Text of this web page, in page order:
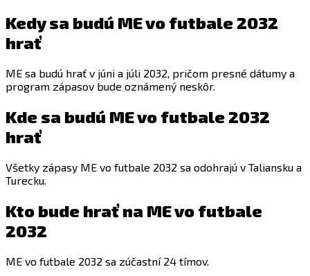
Kedy sa budú ME vo futbale 2032
hrať
ME sa budú hrať v júni a júli 2032, pričom presné dátumy a
program zápasov bude oznámený neskôr.
Kde sa budú ME vo futbale 2032
hrať
Všetky zápasy ME vo futbale 2032 sa odohrajú v Taliansku a
Turecku.
Kto bude hrať na ME vo futbale
2032
ME vo futbale 2032 sa zúčastní 24 tímov.